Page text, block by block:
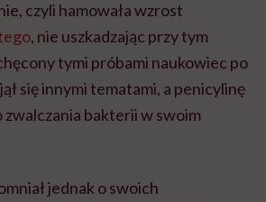
czyli hamowała wzrost
, nie uszkadzając przy tym
tymi próbami naukowiec po
się innymi tematami, a penicylinę
bakterii w swoim
jednak o swoich